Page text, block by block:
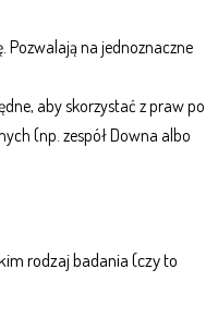
Pozwalają na jednoznaczne
aby skorzystać z praw po
(np. zespół Downa albo
rodzaj badania (czy to